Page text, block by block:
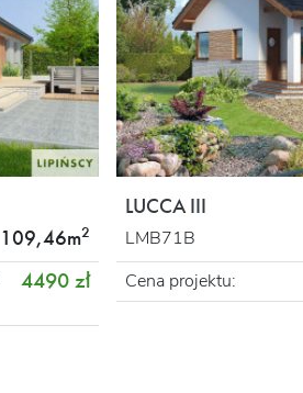
109,46m2
4490 zł
LUCCA III
LMB71B
Cena projektu: